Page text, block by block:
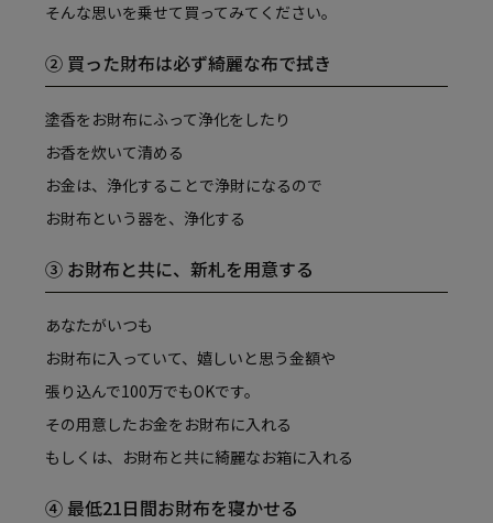
そんな思いを乗せて買ってみてください。
② 買った財布は必ず綺麗な布で拭き
塗香をお財布にふって浄化をしたり
お香を炊いて清める
お金は、浄化することで浄財になるので
お財布という器を、浄化する
③ お財布と共に、新札を用意する
あなたがいつも
お財布に入っていて、嬉しいと思う金額や
張り込んで100万でもOKです。
その用意したお金をお財布に入れる
もしくは、お財布と共に綺麗なお箱に入れる
④ 最低21日間お財布を寝かせる